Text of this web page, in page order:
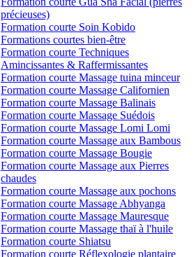
précieuses)
Formation courte Soin Kobido
Formations courtes bien-être
Formation courte Techniques
Amincissantes & Raffermissantes
Formation courte Massage tuina minceur
Formation courte Massage Californien
Formation courte Massage Balinais
Formation courte Massage Suédois
Formation courte Massage Lomi Lomi
Formation courte Massage aux Bambous
Formation courte Massage Bougie
Formation courte Massage aux Pierres
chaudes
Formation courte Massage aux pochons
Formation courte Massage Abhyanga
Formation courte Massage Mauresque
Formation courte Massage thaï à l'huile
Formation courte Shiatsu
Formation courte Réflexologie plantaire